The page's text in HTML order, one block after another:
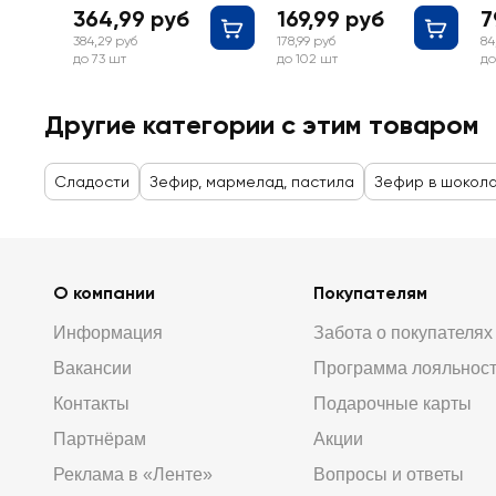
364,99 руб
384,29 руб
до 73 шт
169,99 руб
178,99 руб
до 102 шт
Другие категории с этим товаром
Сладости Зефир, мармелад, пастила Зефир в
О компании
Информация
Вакансии
Контакты
Партнёрам
Реклама в «Ленте»
Покупателям
Забота о покупателях
Программа
Подарочные карты
Акции
Вопросы и ответы